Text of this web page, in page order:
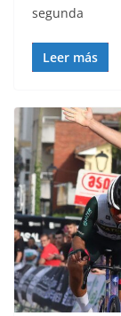
segunda
Leer más